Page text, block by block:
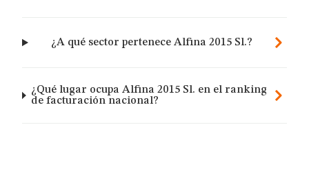
¿A qué sector pertenece Alfina 2015 Sl.?
¿Qué lugar ocupa Alfina 2015 Sl. en el ranking
de facturación nacional?